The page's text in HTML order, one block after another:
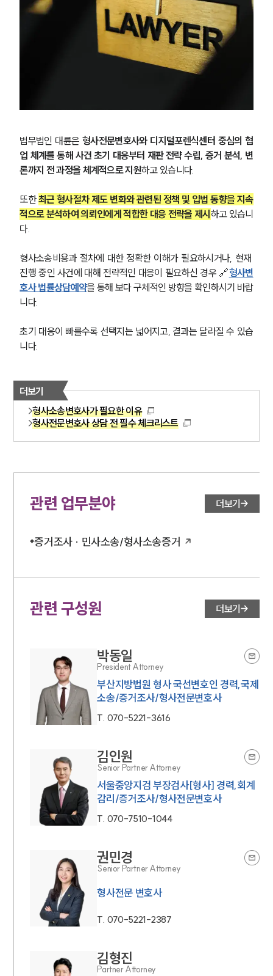
형사 법률정보
법률지식인
형사소송·상담후기
업무분야
전체
구성원 소개
형사전문변호사
소식/자료
공지사항
법률 블로그
법률서식
뉴스레터/브로슈어
대륜법률상담예약
법무법인 대륜은 형사전문변호사와 디지털포렌식센터 중심의 협
업 체계를 통해 사건 초기 대응부터 재판 전략 수립, 증거 분석, 변
론까지 전 과정을 체계적으로 지원하고 있습니다.
또한 최근 형사절차 제도 변화와 관련된 정책 및 입법 동향을 지속
적으로 분석하여 의뢰인에게 적합한 대응 전략을 제시 하고 있습니
다.
형사소송비용과 절차에 대한 정확한 이해가 필요하시거나, 현재
진행 중인 사건에 대해 전략적인 대응이 필요하신 경우 🔗형사변
호사 법률상담예약을 통해 보다 구체적인 방향을 확인하시기 바랍
니다.
초기 대응이 빠를수록 선택지는 넓어지고, 결과는 달라질 수 있습
니다.
더보기
형사소송변호사가 필요한 이유
형사전문변호사 상담 전 필수 체크리스트
관련 업무분야 더보기
증거조사 · 민사소송/형사소송증거
관련 구성원 더보기
박동일
President Attorney
부산지방법원 형사 국선변호인 경력,국제
소송/증거조사/형사전문변호사
T. 070-5221-3616
김인원
Senior Partner Attorney
서울중앙지검 부장검사[형사] 경력,회계
감리/증거조사/형사전문변호사
T. 070-7510-1044
권민경
Senior Partner Attorney
형사전문 변호사
T. 070-5221-2387
김형진
Partner Attorney